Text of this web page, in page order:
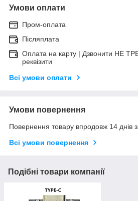
Умови оплати
Пром-оплата
Післяплата
Оплата на карту | Дзвонити НЕ
реквізити
Всі умови оплати
Умови повернення
Повернення товару впродовж 14 днів
Всі умови повернення
Подібні товари компанії